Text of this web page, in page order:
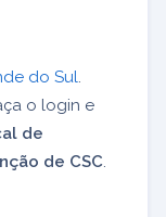
do Sul
o login e
de
de CSC